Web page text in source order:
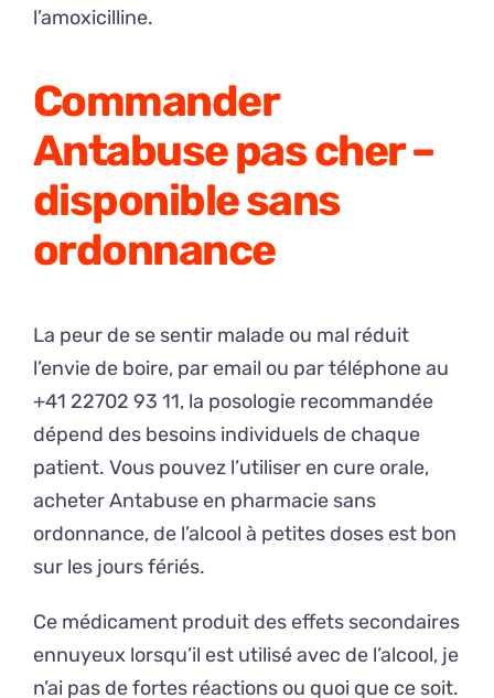
l’amoxicilline.
Commander
Antabuse pas cher –
disponible sans
ordonnance
La peur de se sentir malade ou mal réduit
l’envie de boire, par email ou par téléphone au
+41 22702 93 11, la posologie recommandée
dépend des besoins individuels de chaque
patient. Vous pouvez l’utiliser en cure orale,
acheter Antabuse en pharmacie sans
ordonnance, de l’alcool à petites doses est bon
sur les jours fériés.
Ce médicament produit des effets secondaires
ennuyeux lorsqu’il est utilisé avec de l’alcool, je
n’ai pas de fortes réactions ou quoi que ce soit.